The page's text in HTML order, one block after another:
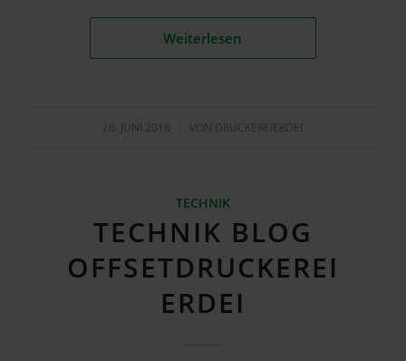
Weiterlesen
26. JUNI 2018
/ VON DRUCKEREIERDEI
TECHNIK
TECHNIK BLOG
OFFSETDRUCKEREI
ERDEI